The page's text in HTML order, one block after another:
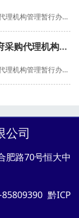
财政部关于印发《政府采购代理机构管理暂行办法》的通知
财政部关于印发《政府采购代理机构管理暂行办法》的通知
财政部关于印发《政府采购代理机构管理暂行办法》的通知
公司
肥路70号恒大中
黔ICP